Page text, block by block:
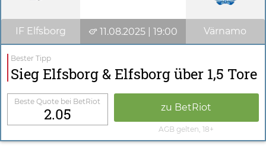
IF Elfsborg 11.08.2025 | 19:00 Värnamo
Bester Tipp
Sieg Elfsborg & Elfsborg über 1,5 Tore
Beste Quote bei BetRiot
2.05 zu BetRiot
AGB gelten, 18+